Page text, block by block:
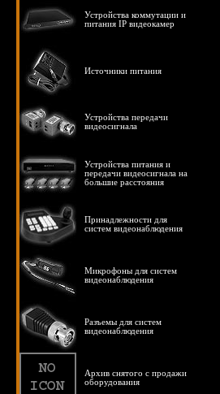
Устройства коммутации и
питания IP видеокамер
Источники питания
Устройства передачи
видеосигнала
Устройства питания и
передачи видеосигнала на
большие расстояния
Принадлежности для
систем видеонаблюдения
Микрофоны для систем
видеонаблюдения
Разъемы для систем
видеонаблюдения
Архив снятого с продажи
оборудования